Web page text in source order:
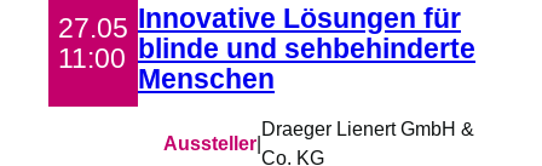
27.05
11:00
Innovative Lösungen für
blinde und sehbehinderte
Menschen
Aussteller|
Draeger Lienert GmbH &
Co. KG